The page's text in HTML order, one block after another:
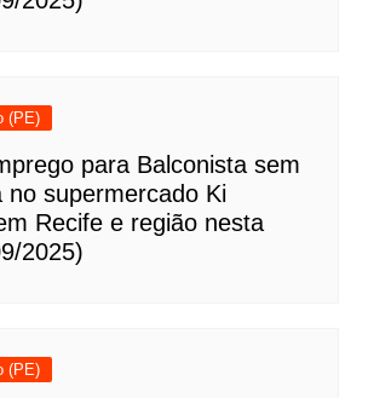
(PE)
para Balconista sem
no supermercado Ki
Recife e região nesta
2025)
(PE)